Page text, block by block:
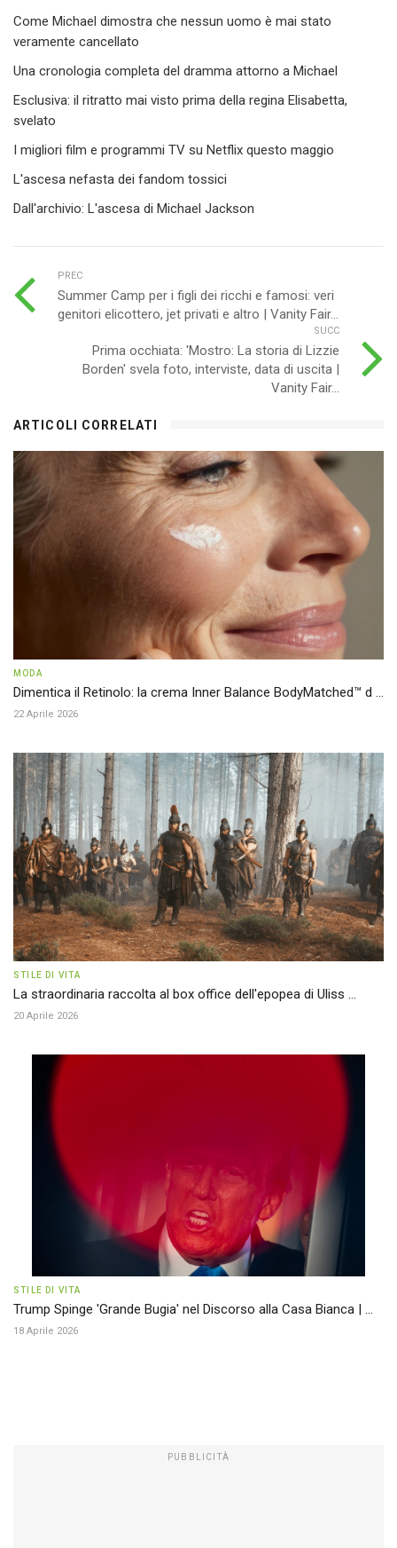
Come Michael dimostra che nessun uomo è mai stato
veramente cancellato
Una cronologia completa del dramma attorno a Michael
Esclusiva: il ritratto mai visto prima della regina Elisabetta,
svelato
I migliori film e programmi TV su Netflix questo maggio
L'ascesa nefasta dei fandom tossici
Dall'archivio: L'ascesa di Michael Jackson
PREC
Summer Camp per i figli dei ricchi e famosi: veri
genitori elicottero, jet privati e altro | Vanity Fair...
SUCC
Prima occhiata: 'Mostro: La storia di Lizzie
Borden' svela foto, interviste, data di uscita |
Vanity Fair...
ARTICOLI CORRELATI
MODA
Dimentica il Retinolo: la crema Inner Balance BodyMatched™ d ...
22 Aprile 2026
STILE DI VITA
La straordinaria raccolta al box office dell'epopea di Uliss ...
20 Aprile 2026
STILE DI VITA
Trump Spinge 'Grande Bugia' nel Discorso alla Casa Bianca | ...
18 Aprile 2026
PUBBLICITÀ